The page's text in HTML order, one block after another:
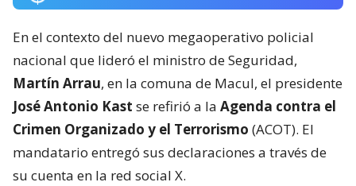
En el contexto del nuevo megaoperativo policial
nacional que lideró el ministro de Seguridad,
Martín Arrau, en la comuna de Macul, el presidente
José Antonio Kast se refirió a la Agenda contra el
Crimen Organizado y el Terrorismo (ACOT). El
mandatario entregó sus declaraciones a través de
su cuenta en la red social X.